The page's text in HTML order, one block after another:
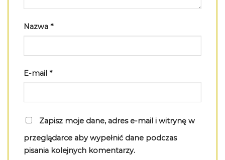
Nazwa *
E-mail *
Zapisz moje dane, adres e-mail i witrynę w
przeglądarce aby wypełnić dane podczas
pisania kolejnych komentarzy.